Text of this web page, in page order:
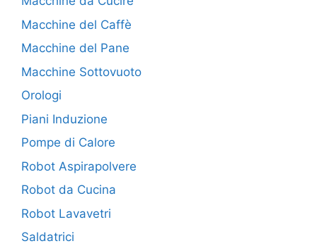
Macchine del Caffè
Macchine del Pane
Macchine Sottovuoto
Orologi
Piani Induzione
Pompe di Calore
Robot Aspirapolvere
Robot da Cucina
Robot Lavavetri
Saldatrici